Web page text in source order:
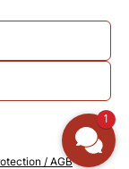
/ AGB
1